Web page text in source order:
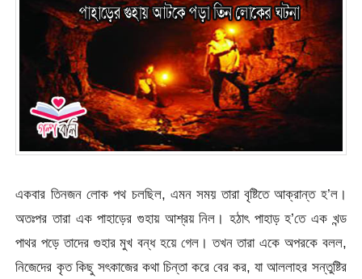
একবার তিনজন লোক পথ চলছিল, এমন সময় তারা বৃষ্টিতে আক্রান্ত হ’ল।
অতঃপর তারা এক পাহাড়ের গুহায় আশ্রয় নিল। হঠাৎ পাহাড় হ’তে এক খন্ড
পাথর পড়ে তাদের গুহার মুখ বন্ধ হয়ে গেল। তখন তারা একে অপরকে বলল,
নিজেদের কৃত কিছু সৎকাজের কথা চিন্তা করে বের কর, যা আললাহর সন্তুষ্টির